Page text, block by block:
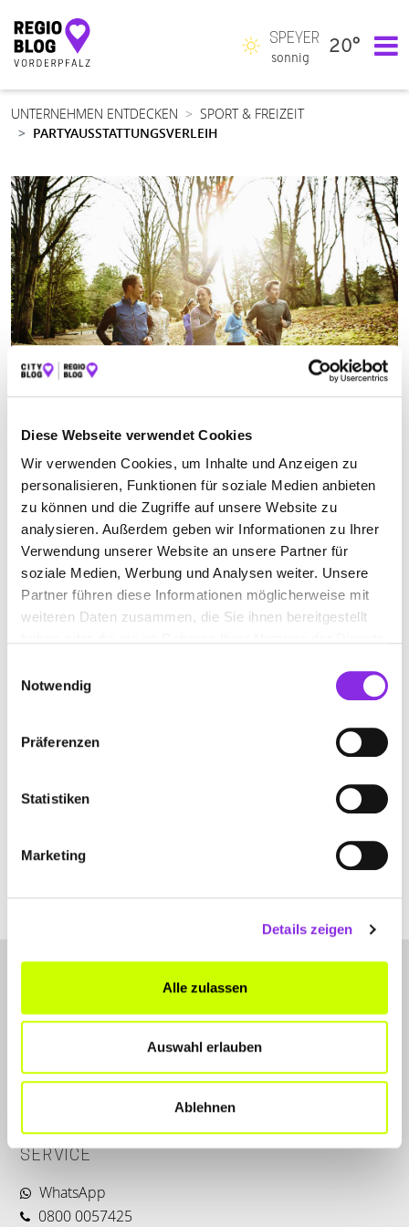
Diese Webseite verwendet Cookies
Wir verwenden Cookies, um Inhalte und Anzeigen zu
personalisieren, Funktionen für soziale Medien anbieten
zu können und die Zugriffe auf unsere Website zu
analysieren. Außerdem geben wir Informationen zu Ihrer
Verwendung unserer Website an unsere Partner für
soziale Medien, Werbung und Analysen weiter. Unsere
Partner führen diese Informationen möglicherweise mit
weiteren Daten zusammen, die Sie ihnen bereitgestellt
Notwendig
Präferenzen
Statistiken
Marketing
Details zeigen
Alle zulassen
Auswahl erlauben
Ablehnen
Hauptnavigation
SPEYER
sonnig
20°
UNTERNEHMEN ENTDECKEN
SPORT & FREIZEIT
PARTYAUSSTATTUNGSVERLEIH
PARTYAUSSTATTUNGSVERLEIH IN NASTÄTTEN
Suchen nach
Finden
ACHIM SOMMER PARTYSERVICE
www.achim-sommer.de
LET'S CONNECT
SERVICE
WhatsApp
0800 0057425